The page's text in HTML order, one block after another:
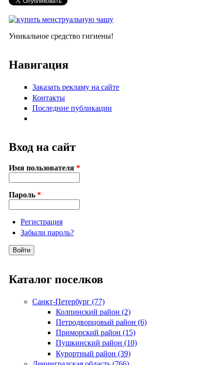
Уникальное средство гигиены!
Навигация
Заказать рекламу на сайте
Контакты
Последние публикации
Вход на сайт
Имя пользователя *
Пароль *
Регистрация
Забыли пароль?
Каталог поселков
Санкт-Петербург (77)
Колпинский район (2)
Петродворцовый район (6)
Приморский район (15)
Пушкинский район (10)
Курортный район (39)